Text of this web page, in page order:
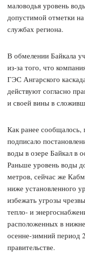
маловодья уровень
допустимой отметки
службах региона.
В обмелении Байкала
из-за того, что
ГЭС Ангарского
действуют согласно
и своей вины в
Как ранее сообщалось,
подписало
воды в озере Байкал в
Раньше уровень воды
метров, сейчас же
ниже установленного
избежать угрозы
тепло- и
расположенных в
осенне-зимний период
правительстве.